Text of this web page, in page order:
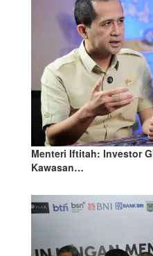
Menteri Iftitah: Investor
Kawasan…